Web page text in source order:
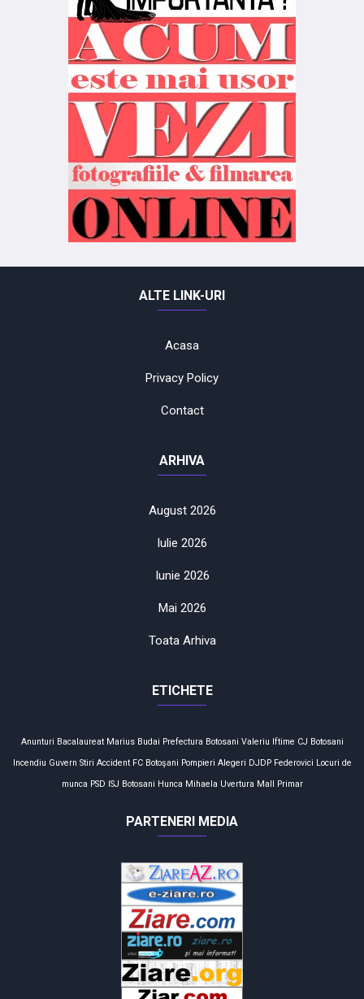
ALTE LINK-URI
Acasa
Privacy Policy
Contact
ARHIVA
August 2026
Iulie 2026
Iunie 2026
Mai 2026
Toata Arhiva
ETICHETE
Anunturi Bacalaureat Marius Budai Prefectura Botosani Valeriu Iftime CJ Botosani
Incendiu Guvern Stiri Accident FC Botoşani Pompieri Alegeri DJDP Federovici Locuri de
munca PSD ISJ Botosani Hunca Mihaela Uvertura Mall Primar
PARTENERI MEDIA